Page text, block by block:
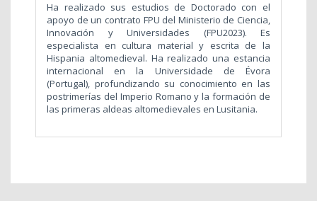
Ha realizado sus estudios de Doctorado con el
apoyo de un contrato FPU del Ministerio de Ciencia,
Innovación y Universidades (FPU2023). Es
especialista en cultura material y escrita de la
Hispania altomedieval. Ha realizado una estancia
internacional en la Universidade de Évora
(Portugal), profundizando su conocimiento en las
postrimerías del Imperio Romano y la formación de
las primeras aldeas altomedievales en Lusitania.